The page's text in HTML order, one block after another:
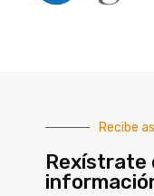
Recibe
Rexístrate